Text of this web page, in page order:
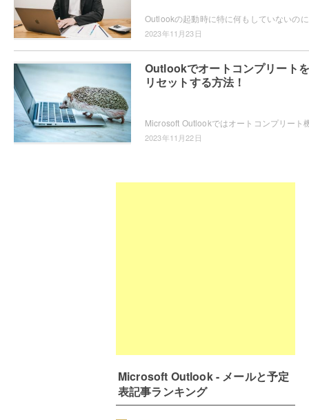
2023年11月23日
Outlookでオートコンプリートを
リセットする方法！
2023年11月22日
Microsoft Outlook - メールと予定
表記事ランキング